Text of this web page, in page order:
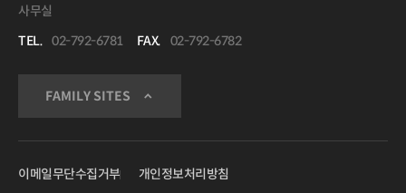
사무실
TEL. 02-792-6781 FAX. 02-792-6782
FAMILY SITES
이메일무단수집거부 개인정보처리방침